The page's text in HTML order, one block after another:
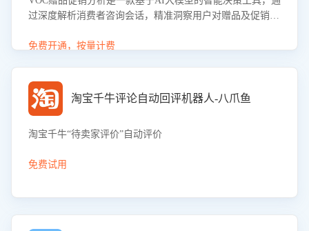
过深度解析消费者咨询会话，精准洞察用户对赠品及促销政
销诉求，帮助企业制定个性化赠品组合策略，优化资源投放
免费开通，按量计费
淘宝千牛评论自动回评机器人-八爪鱼
淘宝千牛“待卖家评价”自动评价
免费试用